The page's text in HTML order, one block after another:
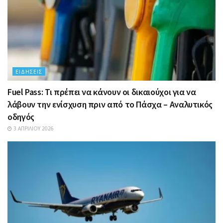
ΕΙΔΉΣΕΙΣ
Fuel Pass: Τι πρέπει να κάνουν οι δικαιούχοι για να
λάβουν την ενίσχυση πριν από το Πάσχα – Αναλυτικός
οδηγός
3 ΑΠΡΙΛΊΟΥ 2026